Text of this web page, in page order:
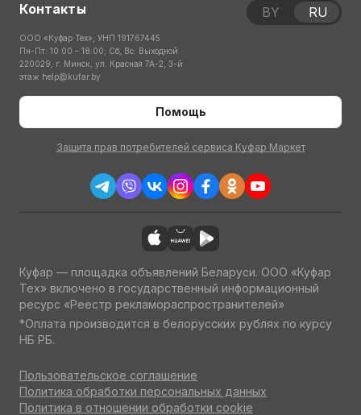
Контакты
ООО «Куфар Тех», УНП 191767445
Пн-Пт: 10:00 – 18:00; Сб, Вс: Выходной
220029, г. Минск, ул. Красная 7А-2, 3-й
этаж help@kufar.by
Помощь
Защита прав потребителей сервиса Куфар Маркет
BY RU
Куфар — площадка объявлений Беларуси. ООО «Куфар
Тех» включено в государственный информационный
ресурс «Реестр рекламораспространителей»
*Оплата производится в белорусских рублях по курсу
НБ РБ.
Пользовательское соглашение
Политика обработки персональных данных
Политика в отношении обработки cookie